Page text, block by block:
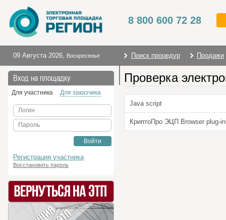
8 800 600 72 28
09 Августа 2026, Воскресенье Поиск процедур Продажи
На главную
Вход на площадку
Для участника Для заказчика
Логин
Пароль
Войти
Регистрация участника
Восстановить пароль
Проверка
Java script
КриптоПро ЭЦП Browser plug-in